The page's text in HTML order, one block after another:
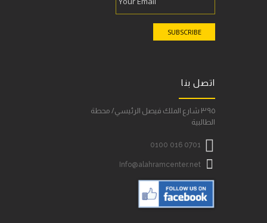
اتصل بنا
٣٩٥ شارع الملك فيصل الرئيسي/ محطة
الطالبية
0100 016 0701
Info@alahramcenter.net

